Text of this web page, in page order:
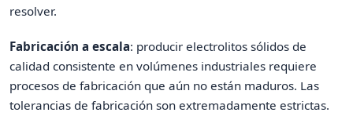
resolver.
Fabricación a escala: producir electrolitos sólidos de
calidad consistente en volúmenes industriales requiere
procesos de fabricación que aún no están maduros. Las
tolerancias de fabricación son extremadamente estrictas.